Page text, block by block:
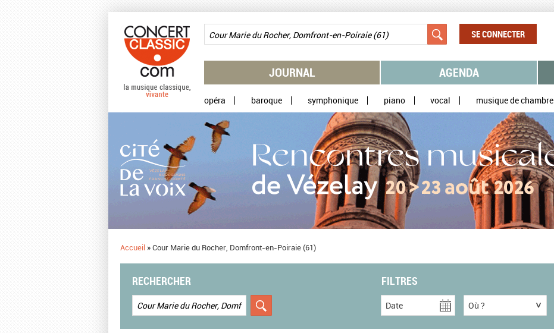
SE CONNECTER
JOURNAL AGENDA
opéra baroque symphonique piano vocal musique de chambre
Accueil »Cour Marie du Rocher, Domfront-en-Poiraie (61)
RECHERCHER FILTRES
Date Où ?